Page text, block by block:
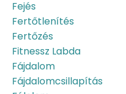
Fejés
Fertőtlenítés
Fertőzés
Fitnessz Labda
Fájdalom
Fájdalomcsillapítás